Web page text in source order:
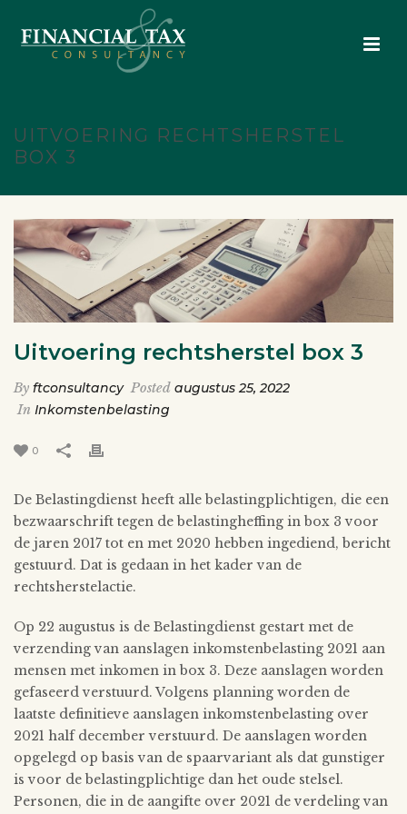
UITVOERING RECHTSHERSTEL
BOX 3
Uitvoering rechtsherstel box 3
By ftconsultancy Posted augustus 25, 2022
In Inkomstenbelasting
0
De Belastingdienst heeft alle belastingplichtigen, die een
bezwaarschrift tegen de belastingheffing in box 3 voor
de jaren 2017 tot en met 2020 hebben ingediend, bericht
gestuurd. Dat is gedaan in het kader van de
rechtsherstelactie.
Op 22 augustus is de Belastingdienst gestart met de
verzending van aanslagen inkomstenbelasting 2021 aan
mensen met inkomen in box 3. Deze aanslagen worden
gefaseerd verstuurd. Volgens planning worden de
laatste definitieve aanslagen inkomstenbelasting over
2021 half december verstuurd. De aanslagen worden
opgelegd op basis van de spaarvariant als dat gunstiger
is voor de belastingplichtige dan het oude stelsel.
Personen, die in de aangifte over 2021 de verdeling van